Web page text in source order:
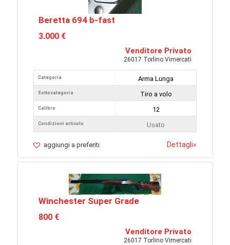
Beretta 694 b-fast
3.000 €
Venditore Privato
26017 Torlino Vimercati
Categoria
Sottocategoria
Calibro
Condizioni articolo
Arma Lunga
Tiro a volo
12
Usato
aggiungi a preferiti Dettagli»
Winchester Super Grade
800 €
Venditore Privato
26017 Torlino Vimercati